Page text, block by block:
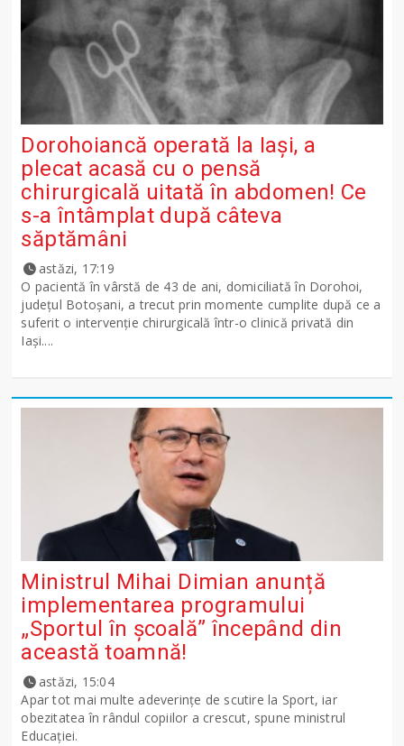
Dorohoiancă operată la Iași, a
plecat acasă cu o pensă
chirurgicală uitată în abdomen! Ce
s-a întâmplat după câteva
săptămâni
astăzi, 17:19
O pacientă în vârstă de 43 de ani, domiciliată în Dorohoi,
județul Botoșani, a trecut prin momente cumplite după ce a
suferit o intervenție chirurgicală într-o clinică privată din
Iași....
Ministrul Mihai Dimian anunță
implementarea programului
„Sportul în școală” începând din
această toamnă!
astăzi, 15:04
Apar tot mai multe adeverințe de scutire la Sport, iar
obezitatea în rândul copiilor a crescut, spune ministrul
Educației.